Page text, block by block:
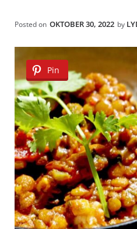
Posted on OKTOBER 30, 2022 by
Pin